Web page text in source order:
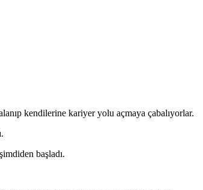
kendilerine kariyer yolu açmaya çabalıyorlar.
başladı.